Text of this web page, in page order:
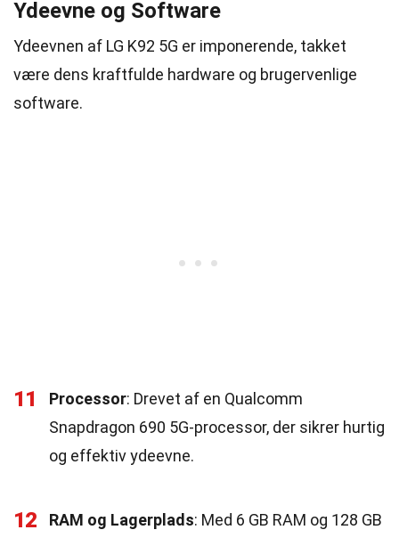
Ydeevne og Software
Ydeevnen af LG K92 5G er imponerende, takket
være dens kraftfulde hardware og brugervenlige
software.
11 Processor: Drevet af en Qualcomm
Snapdragon 690 5G-processor, der sikrer hurtig
og effektiv ydeevne.
12 RAM og Lagerplads: Med 6 GB RAM og 128 GB